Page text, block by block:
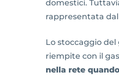
domestici.
rappresentata
Lo stoccaggio
riempite con il
nella rete